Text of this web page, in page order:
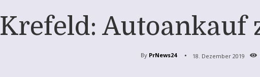
Krefeld: Autoankauf
By PrNews24 18. Dezember 2019